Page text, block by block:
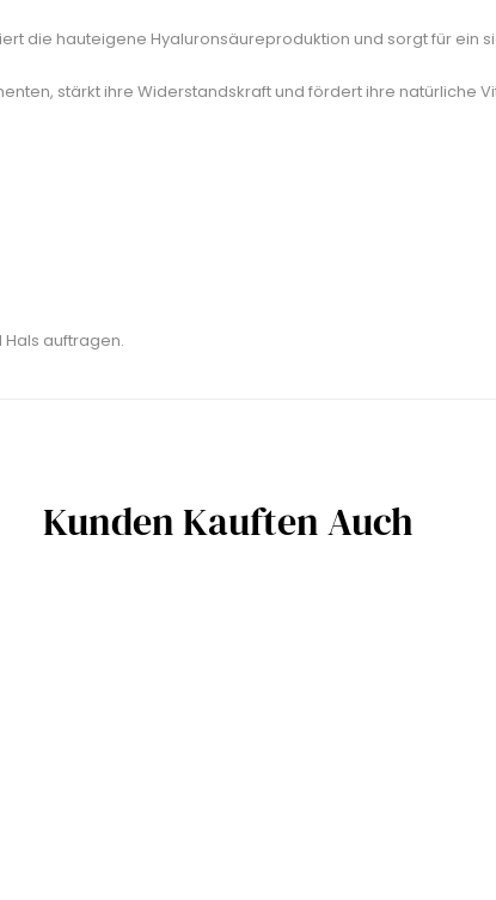
die hauteigene Hyaluronsäureproduktion und sorgt für ein
stärkt ihre Widerstandskraft und fördert ihre natürliche
auftragen.
Kunden Kauften Auch